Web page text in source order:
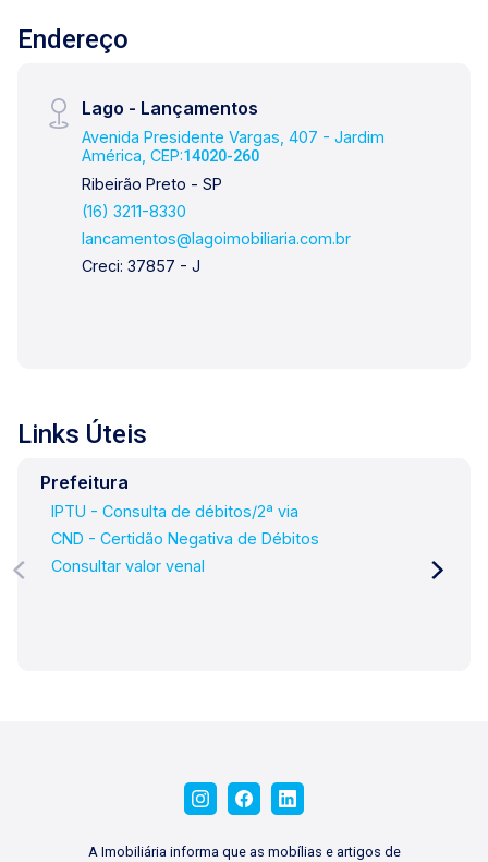
Endereço
Lago - Lançamentos
Avenida Presidente Vargas, 407 - Jardim
América, CEP:14020-260
Ribeirão Preto - SP
(16) 3211-8330
lancamentos@lagoimobiliaria.com.br
Creci: 37857 - J
Links Úteis
Prefeitura
IPTU - Consulta de débitos/2ª via
CND - Certidão Negativa de Débitos
Consultar valor venal
A Imobiliária informa que as mobílias e artigos de